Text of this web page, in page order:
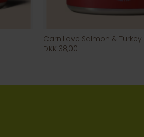
CarniLove Salmon &
DKK 38,00